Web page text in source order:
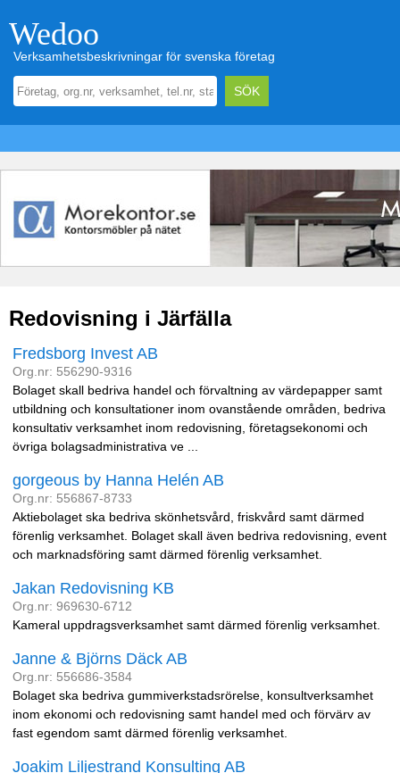
Wedoo
Verksamhetsbeskrivningar för svenska företag
Redovisning i Järfälla
Fredsborg Invest AB
Org.nr: 556290-9316
Bolaget skall bedriva handel och förvaltning av värdepapper samt
utbildning och konsultationer inom ovanstående områden, bedriva
konsultativ verksamhet inom redovisning, företagsekonomi och
övriga bolagsadministrativa ve ...
gorgeous by Hanna Helén AB
Org.nr: 556867-8733
Aktiebolaget ska bedriva skönhetsvård, friskvård samt därmed
förenlig verksamhet. Bolaget skall även bedriva redovisning, event
och marknadsföring samt därmed förenlig verksamhet.
Jakan Redovisning KB
Org.nr: 969630-6712
Kameral uppdragsverksamhet samt därmed förenlig verksamhet.
Janne & Björns Däck AB
Org.nr: 556686-3584
Bolaget ska bedriva gummiverkstadsrörelse, konsultverksamhet
inom ekonomi och redovisning samt handel med och förvärv av
fast egendom samt därmed förenlig verksamhet.
Joakim Liljestrand Konsulting AB